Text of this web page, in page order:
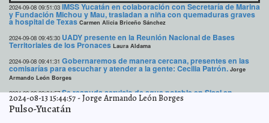
2024-09-08 09:51:03 IMSS Yucatán en colaboración con Secretaría de Marina
y Fundación Michou y Mau, trasladan a niña con quemaduras graves
a hospital de Texas Carmen Alicia Briceño Sánchez
2024-09-08 09:45:30 UADY presente en la Reunión Nacional de Bases
Territoriales de los Pronaces Laura Aldama
2024-09-08 09:41:31 Gobernaremos de manera cercana, presentes en las
comisarías para escuchar y atender a la gente: Cecilia Patrón. Jorge
Armando León Borges
2024-09-08 09:34:57 Se reanuda servicio de agua potable en Sisal en
beneficio de los habitantes del puerto Kamila López
Reconocen a estudiantes UADY por ganar el Premio
2024-08-13 15:44:57-Jorge Armando León Borges
Pulso-Yucatán